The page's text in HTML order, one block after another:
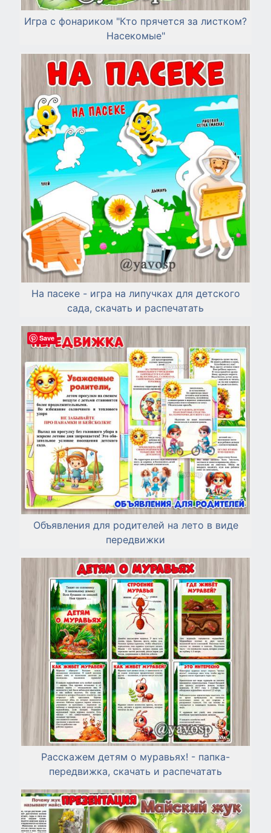
Игра с фонариком "Кто прячется за листком?
Насекомые"
На пасеке - игра на липучках для детского
сада, скачать и распечатать
Объявления для родителей на лето в виде
передвижки
Расскажем детям о муравьях! - папка-
передвижка, скачать и распечатать
Save